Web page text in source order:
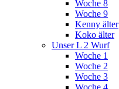
Woche 8
Woche 9
Kenny älter
Koko älter
Unser L 2 Wurf
Woche 1
Woche 2
Woche 3
Woche 4